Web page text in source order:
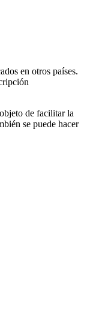
en otros países.
de facilitar la
se puede hacer